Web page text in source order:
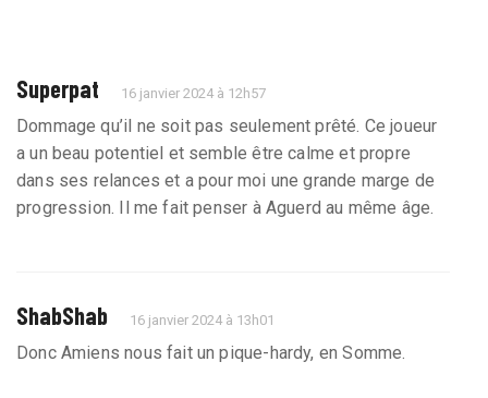
Superpat 16 janvier 2024 à 12h57
Dommage qu’il ne soit pas seulement prêté. Ce joueur
a un beau potentiel et semble être calme et propre
dans ses relances et a pour moi une grande marge de
progression. Il me fait penser à Aguerd au même âge.
ShabShab 16 janvier 2024 à 13h01
Donc Amiens nous fait un pique-hardy, en Somme.